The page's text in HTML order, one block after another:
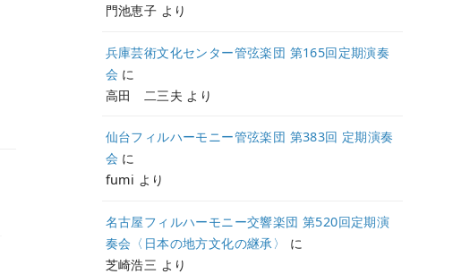
門池恵子 より
兵庫芸術文化センター管弦楽団 第165回定期演奏
会 に
高田 二三夫 より
仙台フィルハーモニー管弦楽団 第383回 定期演奏
会 に
fumi より
名古屋フィルハーモニー交響楽団 第520回定期演
奏会〈日本の地方文化の継承〉
に
芝崎浩三 より